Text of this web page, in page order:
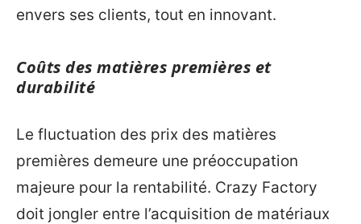
envers ses clients, tout en innovant.
Coûts des matières premières et
durabilité
Le fluctuation des prix des matières
premières demeure une préoccupation
majeure pour la rentabilité. Crazy Factory
doit jongler entre l’acquisition de matériaux